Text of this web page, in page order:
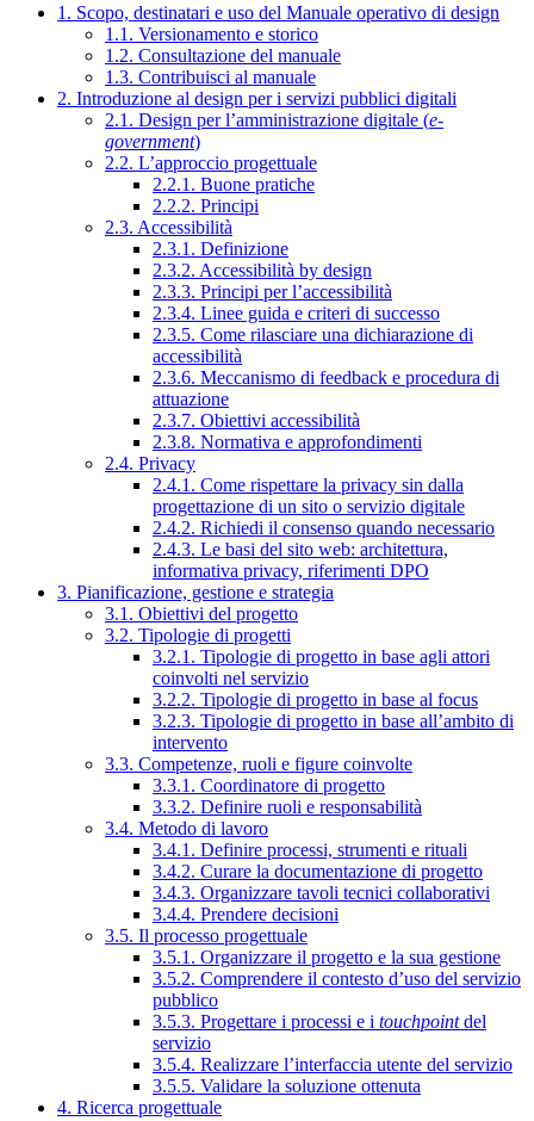
1. Scopo, destinatari e uso del Manuale operativo di design
1.1. Versionamento e storico
1.2. Consultazione del manuale
1.3. Contribuisci al manuale
2. Introduzione al design per i servizi pubblici digitali
2.1. Design per l’amministrazione digitale (e-
government)
2.2. L’approccio progettuale
2.2.1. Buone pratiche
2.2.2. Principi
2.3. Accessibilità
2.3.1. Definizione
2.3.2. Accessibilità by design
2.3.3. Principi per l’accessibilità
2.3.4. Linee guida e criteri di successo
2.3.5. Come rilasciare una dichiarazione di
accessibilità
2.3.6. Meccanismo di feedback e procedura di
attuazione
2.3.7. Obiettivi accessibilità
2.3.8. Normativa e approfondimenti
2.4. Privacy
2.4.1. Come rispettare la privacy sin dalla
progettazione di un sito o servizio digitale
2.4.2. Richiedi il consenso quando necessario
2.4.3. Le basi del sito web: architettura,
informativa privacy, riferimenti DPO
3. Pianificazione, gestione e strategia
3.1. Obiettivi del progetto
3.2. Tipologie di progetti
3.2.1. Tipologie di progetto in base agli attori
coinvolti nel servizio
3.2.2. Tipologie di progetto in base al focus
3.2.3. Tipologie di progetto in base all’ambito di
intervento
3.3. Competenze, ruoli e figure coinvolte
3.3.1. Coordinatore di progetto
3.3.2. Definire ruoli e responsabilità
3.4. Metodo di lavoro
3.4.1. Definire processi, strumenti e rituali
3.4.2. Curare la documentazione di progetto
3.4.3. Organizzare tavoli tecnici collaborativi
3.4.4. Prendere decisioni
3.5. Il processo progettuale
3.5.1. Organizzare il progetto e la sua gestione
3.5.2. Comprendere il contesto d’uso del servizio
pubblico
3.5.3. Progettare i processi e i touchpointdel
servizio
3.5.4. Realizzare l’interfaccia utente del servizio
3.5.5. Validare la soluzione ottenuta
4. Ricerca progettuale